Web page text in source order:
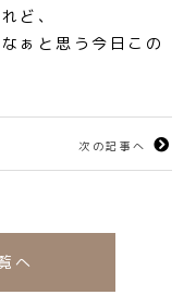
ど、
ぁと思う今日この
次の記事へ
へ